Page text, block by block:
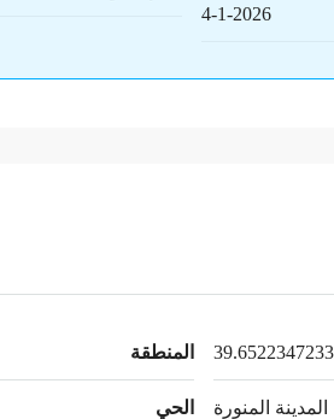
4-1-2026
المدينة المنورة
المنطقة
الحي